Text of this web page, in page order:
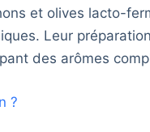
et olives lacto-
Leur préparation
des arômes
?